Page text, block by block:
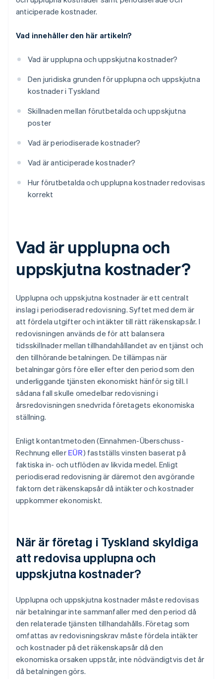
anticiperade kostnader.
Vad innehåller den här artikeln?
Vad är upplupna och uppskjutna kostnader?
Den juridiska grunden för upplupna och uppskjutna
kostnader i Tyskland
Skillnaden mellan förutbetalda och uppskjutna
poster
Vad är periodiserade kostnader?
Vad är anticiperade kostnader?
Hur förutbetalda och upplupna kostnader redovisas
korrekt
Vad är upplupna och
uppskjutna kostnader?
Upplupna och uppskjutna kostnader är ett centralt
inslag i periodiserad redovisning. Syftet med dem är
att fördela utgifter och intäkter till rätt räkenskapsår. I
redovisningen används de för att balansera
tidsskillnader mellan tillhandahållandet av en tjänst och
den tillhörande betalningen. De tillämpas när
betalningar görs före eller efter den period som den
underliggande tjänsten ekonomiskt hänför sig till. I
sådana fall skulle omedelbar redovisning i
årsredovisningen snedvrida företagets ekonomiska
ställning.
Enligt kontantmetoden (Einnahmen-Überschuss-
Rechnung eller EÜR) fastställs vinsten baserat på
faktiska in- och utflöden av likvida medel. Enligt
periodiserad redovisning är däremot den avgörande
faktorn det räkenskapsår då intäkter och kostnader
uppkommer ekonomiskt.
När är företag i Tyskland skyldiga
att redovisa upplupna och
uppskjutna kostnader?
Upplupna och uppskjutna kostnader måste redovisas
när betalningar inte sammanfaller med den period då
den relaterade tjänsten tillhandahålls. Företag som
omfattas av redovisningskrav måste fördela intäkter
och kostnader på det räkenskapsår då den
ekonomiska orsaken uppstår, inte nödvändigtvis det år
då betalningen görs.